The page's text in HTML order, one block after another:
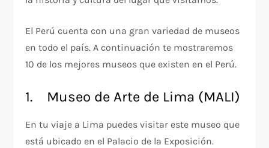
El Perú cuenta con una gran variedad de museos
en todo el país. A continuación te mostraremos
10 de los mejores museos que existen en el Perú.
1. Museo de Arte de Lima (MALI)
En tu viaje a Lima puedes visitar este museo que
está ubicado en el Palacio de la Exposición.